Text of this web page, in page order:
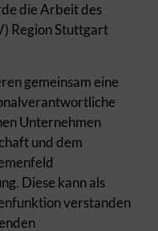
die Arbeit des
Region Stuttgart
gemeinsam eine
Unternehmen
und dem
Diese kann als
verstanden